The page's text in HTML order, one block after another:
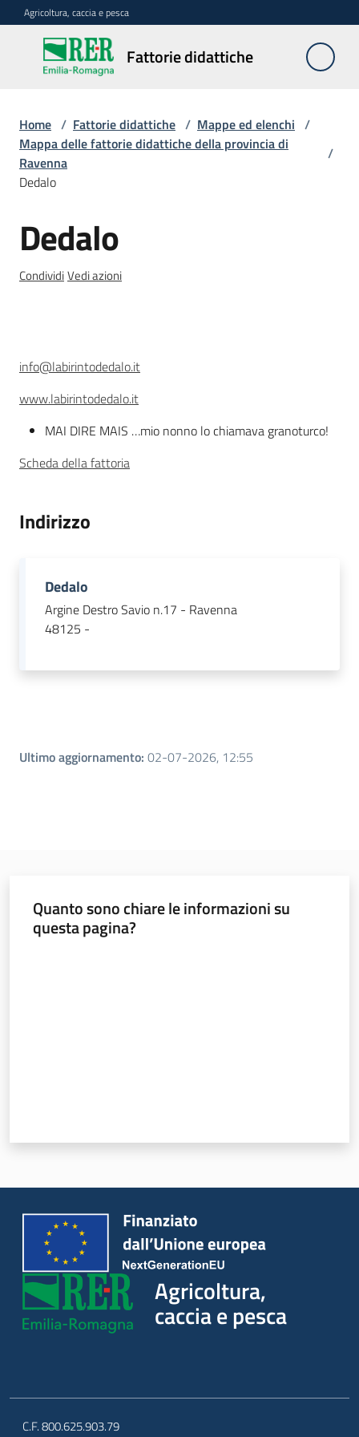
Vai al contenuto
Vai alla navigazione
Vai al footer
Agricoltura, caccia e pesca
Fattorie didattiche
Fattorie
didattiche
Trova
sulla
mappa
Requisiti
necessari
Corsi
Agricoltura
pesca
Argomenti
Novità
Leggi atti bandi
Home / Fattorie didattiche / Mappe ed elenchi /
Mappa delle fattorie didattiche della provincia di
Ravenna
/
Dedalo
Salta al contenuto
Dedalo
CondividiVedi azioni
Descrizione
info@labirintodedalo.it
www.labirintodedalo.it
MAI DIRE MAIS …mio nonno lo chiamava granoturco!
Scheda della fattoria
Indirizzo
Dedalo
Argine Destro Savio n.17 - Ravenna
48125 -
Ultimo aggiornamento: 02-07-2026, 12:55
Quanto sono chiare le informazioni su
questa pagina?
Agricoltura,
caccia e pesca
C.F. 800.625.903.79